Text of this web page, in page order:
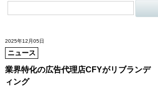
2025年12月05日
ニュース
業界特化の広告代理店CFYがリブランデ
ィング